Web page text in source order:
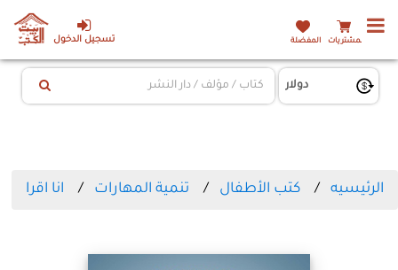
تسجيل الدخول المشتريات المفضلة
الرئيسيه كتب الأطفال تنمية المهارات انا اقرا